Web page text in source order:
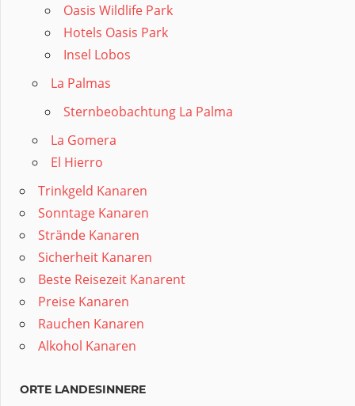
Oasis Wildlife Park
Hotels Oasis Park
Insel Lobos
La Palmas
Sternbeobachtung La Palma
La Gomera
El Hierro
Trinkgeld Kanaren
Sonntage Kanaren
Strände Kanaren
Sicherheit Kanaren
Beste Reisezeit Kanarent
Preise Kanaren
Rauchen Kanaren
Alkohol Kanaren
ORTE LANDESINNERE